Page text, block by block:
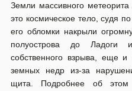
Земли массивного
это космическое тело, судя
его обломки накрыли
полуострова до Ладоги
собственного взрыва, еще и
земных недр из-за
щита. Подробнее об